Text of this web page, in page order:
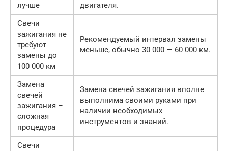
лучше
двигателя.
Свечи
зажигания не
требуют
замены до
100 000 км
Рекомендуемый интервал замены
меньше, обычно 30 000 — 60 000 км.
Замена
свечей
зажигания –
сложная
процедура
Замена свечей зажигания вполне
выполнима своими руками при
наличии необходимых
инструментов и знаний.
Свечи